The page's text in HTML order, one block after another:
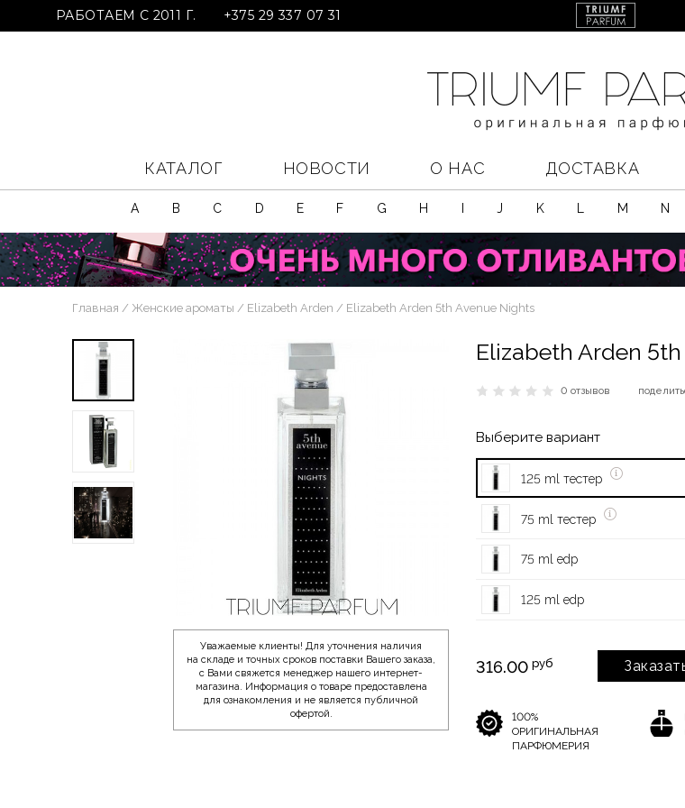
РАБОТАЕМ С 2011 Г. +375 29 337 07 31
КАТАЛОГ НОВОСТИ О НАС ДОСТАВКА
A B C D E F G H J K M N
Главная Женские ароматы Elizabeth Arden Elizabeth Arden 5th Avenue Nights
Уважаемые клиенты! Для уточнения наличия
на складе и точных сроков поставки Вашего заказа,
с Вами свяжется менеджер нашего интернет-
магазина. Информация о товаре предоставлена
для ознакомления и не является публичной
офертой.
Elizabeth Arden
0 отзывов
Выберите вариант
125 ml тестер
75 ml тестер
75 ml edp
125 ml edp
316.00 руб
100%
ОРИГИНАЛЬНАЯ
ПАРФЮМЕРИЯ